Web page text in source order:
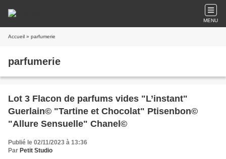
MENU
Accueil » parfumerie
parfumerie
Lot 3 Flacon de parfums vides "L’instant"
Guerlain© "Tartine et Chocolat" Ptisenbon©
"Allure Sensuelle" Chanel©
Publié le 02/11/2023 à 13:36
Par Petit Studio